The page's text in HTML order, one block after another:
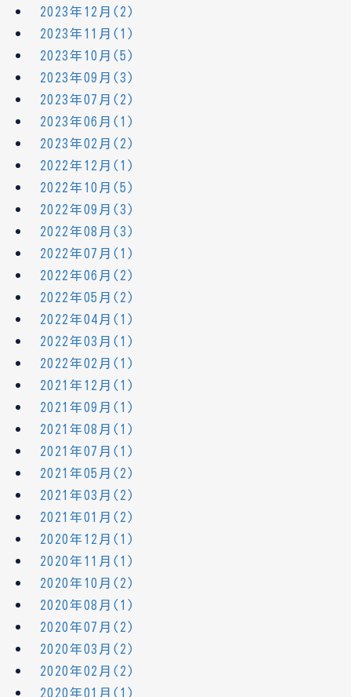
2023年12月(2)
2023年11月(1)
2023年10月(5)
2023年09月(3)
2023年07月(2)
2023年06月(1)
2023年02月(2)
2022年12月(1)
2022年10月(5)
2022年09月(3)
2022年08月(3)
2022年07月(1)
2022年06月(2)
2022年05月(2)
2022年04月(1)
2022年03月(1)
2022年02月(1)
2021年12月(1)
2021年09月(1)
2021年08月(1)
2021年07月(1)
2021年05月(2)
2021年03月(2)
2021年01月(2)
2020年12月(1)
2020年11月(1)
2020年10月(2)
2020年08月(1)
2020年07月(2)
2020年03月(2)
2020年02月(2)
2020年01月(1)